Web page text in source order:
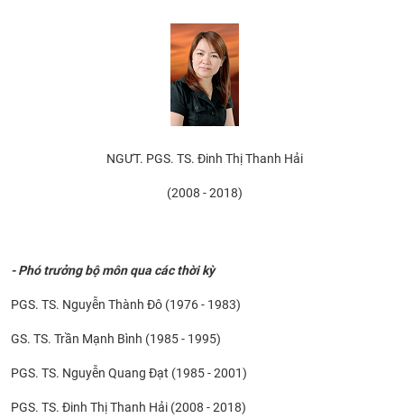
NGƯT. PGS. TS. Đinh Thị Thanh Hải
(2008 - 2018)
- Phó trưởng bộ môn qua các thời kỳ
PGS. TS. Nguyễn Thành Đô (1976 - 1983)
GS. TS. Trần Mạnh Bình (1985 - 1995)
PGS. TS. Nguyễn Quang Đạt (1985 - 2001)
PGS. TS. Đinh Thị Thanh Hải ​(2008 - 2018)